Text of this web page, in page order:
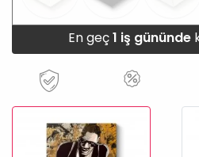
En geç1 iş gününde